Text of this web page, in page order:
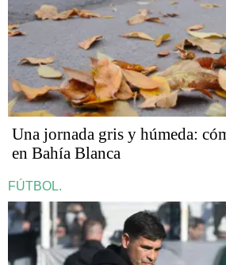
Una jornada gris y húmeda:
en Bahía Blanca
FÚTBOL.